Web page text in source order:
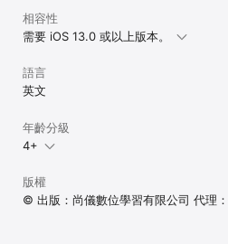
相容性
需要 iOS 13.0 或以上版本。
語言
英文
年齡分級
4+
版權
© 出版：尚儀數位學習有限公司 代理